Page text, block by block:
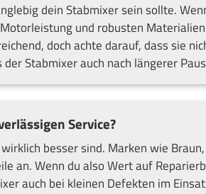
dein Stabmixer sein sollte.
und robusten
doch achte darauf, dass sie
Stabmixer auch nach längerer
Service?
besser sind. Marken wie
an. Wenn du also Wert auf
auch bei kleinen Defekten im